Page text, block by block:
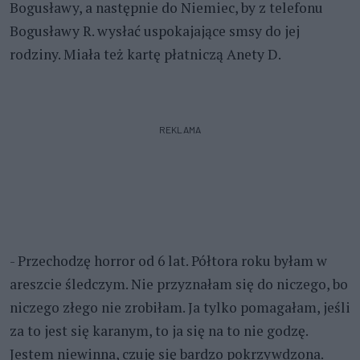
Bogusławy, a następnie do Niemiec, by z telefonu
Bogusławy R. wysłać uspokajające smsy do jej
rodziny. Miała też kartę płatniczą Anety D.
REKLAMA
- Przechodzę horror od 6 lat. Półtora roku byłam w
areszcie śledczym. Nie przyznałam się do niczego, bo
niczego złego nie zrobiłam. Ja tylko pomagałam, jeśli
za to jest się karanym, to ja się na to nie godzę.
Jestem niewinna, czuję się bardzo pokrzywdzona.